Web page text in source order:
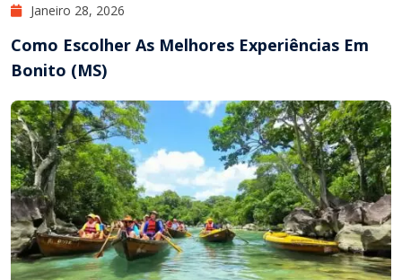
Janeiro 28, 2026
Como Escolher As Melhores Experiências Em
Bonito (MS)